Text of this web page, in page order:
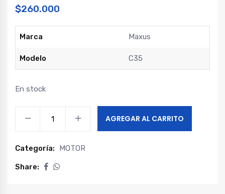
$260.000
Marca Maxus
Modelo C35
En stock
C35
quantity
AGREGAR AL CARRITO
Categoría: MOTOR
Share: